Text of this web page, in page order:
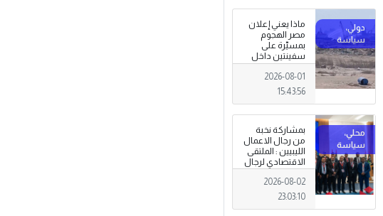
ماذا يعني إعلان
مصر الهجوم
بمسيّرة على
سفينتين داخل
ميناء دمياط؟
(قراءة تحليلية)
2026-08-01
15:43:56
بمشاركة نخبة
من رجال الاعمال
الليبيين : الملتقى
الاقتصادي لرجال
الاعمال 2026
تبدأ فعاليات
بمدينة سرت .
2026-08-02
23:03:10